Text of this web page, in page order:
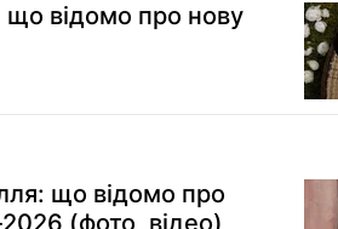
що відомо про нову
що відомо про
(фото, відео)